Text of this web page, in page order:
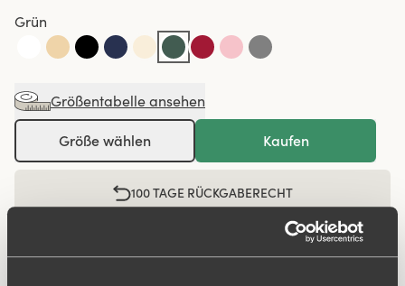
Grün
Größentabelle ansehen
Größe wählen Kaufen
100 TAGE RÜCKGABERECHT